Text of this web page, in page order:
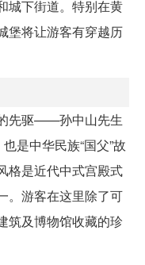
城下街道。特别在黄
堡将让游客有穿越历
先驱——孙中山先生
是中华民族“国父”故
格是近代中式宫殿式
。游客在这里除了可
筑及博物馆收藏的珍